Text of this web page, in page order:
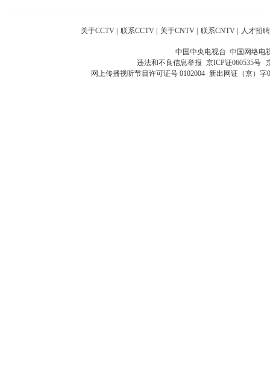
关于CCTV 联系CCTV 关于CNTV 联系CNTV 人才招聘
中国中央电视台 中国网络电
违法和不良信息举报 京ICP证060535号
网上传播视听节目许可证号 0102004 新出网证（京）